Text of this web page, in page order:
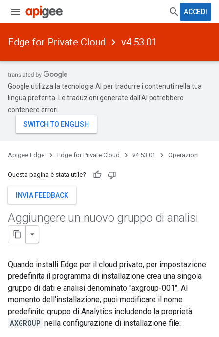
ACCEDI
Edge for Private Cloud v4.53.01
Google utilizza la tecnologia AI per tradurre i contenuti nella tua
lingua preferita. Le traduzioni generate dall'AI potrebbero
contenere errori.
Apigee Edge Edge for Private Cloud v4.53.01 Operazioni
Questa pagina è stata utile?
INVIA FEEDBACK
Aggiungere un nuovo gruppo di analisi
Quando installi Edge per il cloud privato, per impostazione
predefinita il programma di installazione crea una singola
gruppo di dati e analisi denominato "axgroup-001". Al
momento dell'installazione, puoi modificare il nome
predefinito gruppo di Analytics includendo la proprietà
AXGROUP nella configurazione di installazione file: